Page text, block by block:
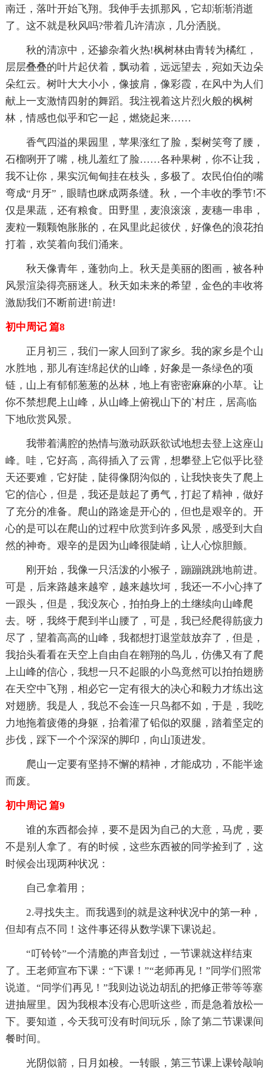
南迁，落叶开始飞翔。我伸手去抓那风，它却渐渐消逝
了。这不就是秋风吗?带着几许清凉，几分洒脱。
秋的清凉中，还掺杂着火热!枫树林由青转为橘红，
层层叠叠的叶片起伏着，飘动着，远远望去，宛如天边朵
朵红云。树叶大大小小，像披肩，像彩霞，在风中为人们
献上一支激情四射的舞蹈。我注视着这片烈火般的枫树
林，情感也似乎和它一起，燃烧起来……
香气四溢的果园里，苹果涨红了脸，梨树笑弯了腰，
石榴咧开了嘴，桃儿羞红了脸……各种果树，你不让我，
我不让你，果实沉甸甸挂在枝头，多极了。农民伯伯的嘴
弯成“月牙”，眼睛也眯成两条缝。秋，一个丰收的季节!不
仅是果蔬，还有粮食。田野里，麦浪滚滚，麦穗一串串，
麦粒一颗颗饱胀胀的，在风里此起彼伏，好像色的浪花拍
打着，欢笑着向我们涌来。
秋天像青年，蓬勃向上。秋天是美丽的图画，被各种
风景渲染得亮丽迷人。秋天如未来的希望，金色的丰收将
激励我们不断前进!前进!
初中周记 篇8
正月初三，我们一家人回到了家乡。我的家乡是个山
水胜地，那儿有连绵起伏的山峰，好象是一条绿色的项
链，山上有郁郁葱葱的丛林，地上有密密麻麻的小草。让
你不禁想爬上山峰，从山峰上俯视山下的`村庄，居高临
下地欣赏风景。
我带着满腔的热情与激动跃跃欲试地想去登上这座山
峰。哇，它好高，高得插入了云霄，想攀登上它似乎比登
天还要难，它好陡，陡得像阴沟似的，让我快丧失了爬上
它的信心，但是，我还是鼓起了勇气，打起了精神，做好
了充分的准备。爬山的路途是开心的，但也是艰辛的。开
心的是可以在爬山的过程中欣赏到许多风景，感受到大自
然的神奇。艰辛的是因为山峰很陡峭，让人心惊胆颤。
刚开始，我像一只活泼的小猴子，蹦蹦跳跳地前进。
可是，后来路越来越窄，越来越坎坷，我还一不小心摔了
一跟头，但是，我没灰心，拍拍身上的土继续向山峰爬
去。呀，我终于爬到半山腰了，可是，我已经爬得筋疲力
尽了，望着高高的山峰，我都想打退堂鼓放弃了，但是，
我抬头看看在天空上自由自在翱翔的鸟儿，仿佛又有了爬
上山峰的信心，我想一只不起眼的小鸟竟然可以拍拍翅膀
在天空中飞翔，相必它一定有很大的决心和毅力才练出这
对翅膀。我是人，我总不会连一只鸟都不如，于是，我吃
力地拖着疲倦的身躯，抬着灌了铅似的双腿，踏着坚定的
步伐，踩下一个个深深的脚印，向山顶进发。
爬山一定要有坚持不懈的精神，才能成功，不能半途
而废。
初中周记 篇9
谁的东西都会掉，要不是因为自己的大意，马虎，要
不是别人拿了。有的时候，这些东西被的同学捡到了，这
时候会出现两种状况：
自己拿着用；
2.寻找失主。而我遇到的就是这种状况中的第一种，
但却有点不同！这件事还得从数学课下课说起。
“叮铃铃”一个清脆的声音划过，一节课就这样结束
了。王老师宣布下课：“下课！”“老师再见！”同学们照常
说道。“同学们再见！”我则边说边胡乱的把修正带等等塞
进抽屉里。因为我根本没有心思听这些，而是急着放松一
下。要知道，今天我可没有时间玩乐，除了第二节课课间
餐时间。
光阴似箭，日月如梭。一转眼，第三节课上课铃敲响